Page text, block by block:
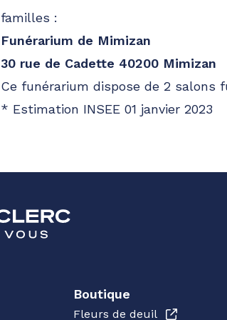
familles :
Funérarium de Mimizan
30 rue de Cadette 40200 Mimizan
Ce funérarium dispose de 2 salons
* Estimation INSEE 01 janvier 2023
Boutique
Fleurs de deuil